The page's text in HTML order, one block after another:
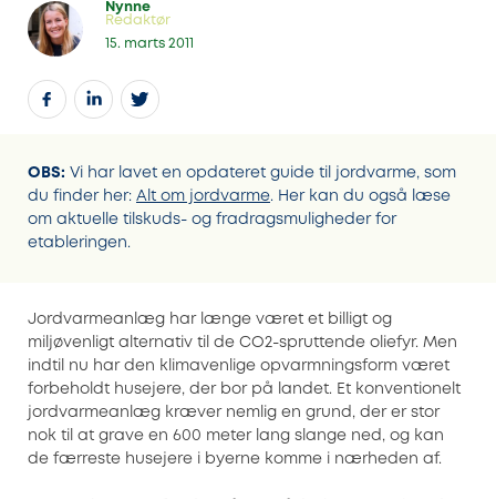
Nynne
Redaktør
15. marts 2011
OBS: Vi har lavet en opdateret guide til jordvarme, som
du finder her: Alt om jordvarme. Her kan du også læse
om aktuelle tilskuds- og fradragsmuligheder for
etableringen.
Jordvarmeanlæg har længe været et billigt og
miljøvenligt alternativ til de CO2-spruttende oliefyr. Men
indtil nu har den klimavenlige opvarmningsform været
forbeholdt husejere, der bor på landet. Et konventionelt
jordvarmeanlæg kræver nemlig en grund, der er stor
nok til at grave en 600 meter lang slange ned, og kan
de færreste husejere i byerne komme i nærheden af.